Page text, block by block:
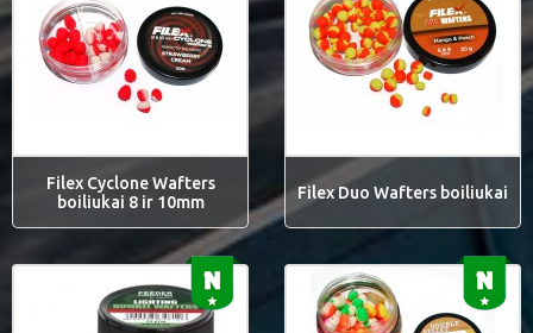
Filex Cyclone Wafters
boiliukai 8 ir 10mm
Filex Duo Wafters boiliukai